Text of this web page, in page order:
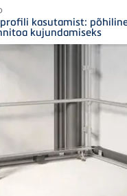
kasutamist:
kujundamiseks